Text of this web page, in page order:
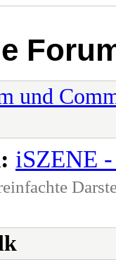
und
iSZENE